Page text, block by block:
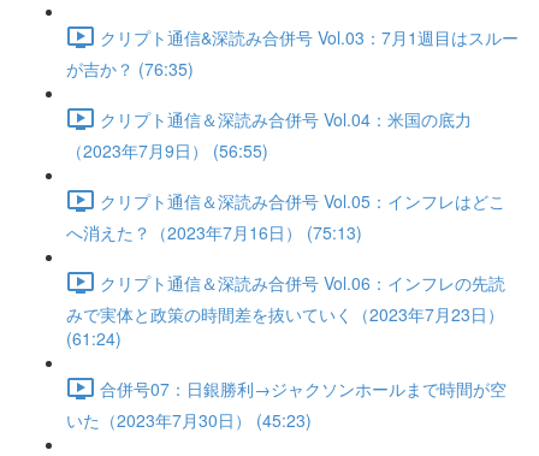
クリプト通信&深読み合併号 Vol.03：7月1週目はスルー
が吉か？ (76:35)
クリプト通信＆深読み合併号 Vol.04：米国の底力
（2023年7月9日） (56:55)
クリプト通信＆深読み合併号 Vol.05：インフレはどこ
へ消えた？（2023年7月16日） (75:13)
クリプト通信＆深読み合併号 Vol.06：インフレの先読
みで実体と政策の時間差を抜いていく（2023年7月23日）
(61:24)
合併号07：日銀勝利→ジャクソンホールまで時間が空
いた（2023年7月30日） (45:23)